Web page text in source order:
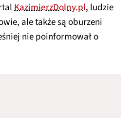
KazimierzDolny.pl, ludzie
ale także są oburzeni
nie poinformował o